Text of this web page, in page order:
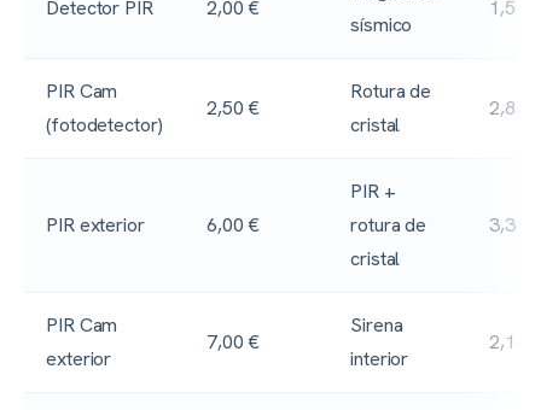
Detector PIR 2,00 €
sísmico
1,50 €
PIR Cam
(fotodetector)
2,50 €
Rotura de
cristal
2,85 €
PIR exterior 6,00 €
PIR +
rotura de
cristal
3,39 €
PIR Cam
exterior
7,00 €
Sirena
interior
2,16 €